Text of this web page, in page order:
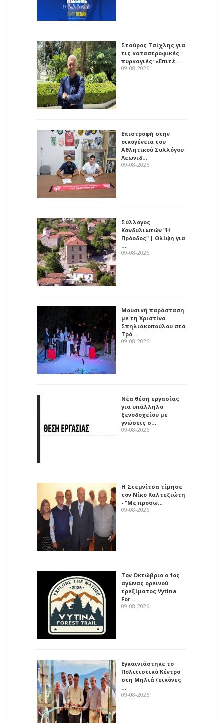
Σταύρος Τσίχλης για
τις καταστροφικές
πυρκαγιές: «Επιτέ…
09-08-2026
Επιστροφή στην
οικογένεια του
Αθλητικού Συλλόγου
Λεωνιδ…
09-08-2026
Σύλλογος
Κανδυλιωτών "Η
Πρόοδος" | Θλίψη για
…
09-08-2026
Μουσική παράσταση
με τη Χριστίνα
Σπηλιακοπούλου στα
Τρό…
09-08-2026
Νέα θέση εργασίας
για υπάλληλο
ξενοδοχείου με
γνώσεις σ…
09-08-2026
Η Στεμνίτσα τίμησε
τον Νίκο Καλτεζιώτη
- "Με προσω…
09-08-2026
Τον Οκτώβριο ο 1ος
αγώνας ορεινού
τρεξίματος Vytina
For…
09-08-2026
Εγκαινιάστηκε το
Πολιτιστικό Κέντρο
στη Μηλιά (εικόνες
…
09-08-2026